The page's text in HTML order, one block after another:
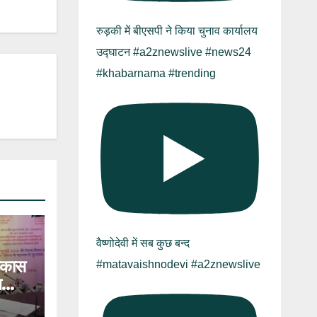
रुड़की में बीएसपी ने किया चुनाव कार्यालय
उद्घाटन #a2znewslive #news24
#khabarnama #trending
वैष्णोदेवी में सब कुछ बन्द
#matavaishnodevi #a2znewslive